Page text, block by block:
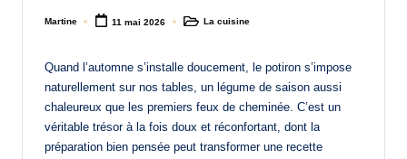
Posted
Martine 11 mai 2026
PostedLa cuisine
Quand l’automne s’installe doucement, le potiron s’impose
naturellement sur nos tables, un légume de saison aussi
chaleureux que les premiers feux de cheminée. C’est un
véritable trésor à la fois doux et réconfortant, dont la
préparation bien pensée peut transformer une recette